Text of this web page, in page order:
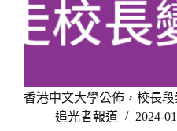
香港中文大學公佈，校長
追光者報道
2024-